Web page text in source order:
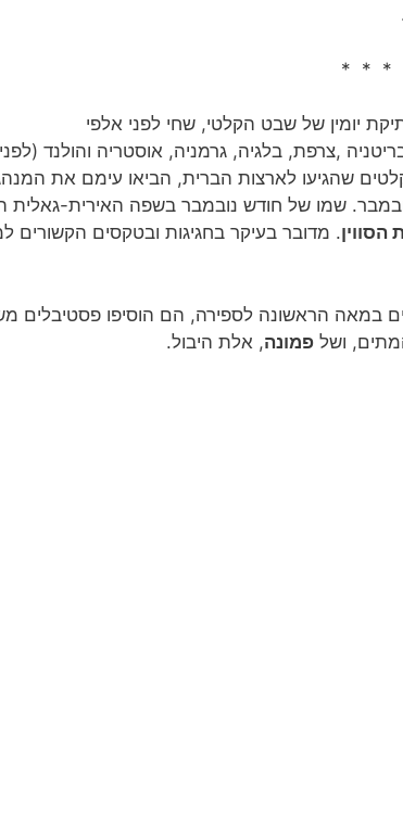
* * *
יומין של שבט הקלטי, שחי לפני אלפי
,צרפת, בלגיה, גרמניה, אוסטריה והולנד
שהגיעו לארצות הברית, הביאו עימם את
הסווין. מדובר בעיקר בחגיגות ובטקסים הקשורים
במאה הראשונה לספירה, הם הוסיפו פסטיבלים
ושל פמונה, אלת היבול.